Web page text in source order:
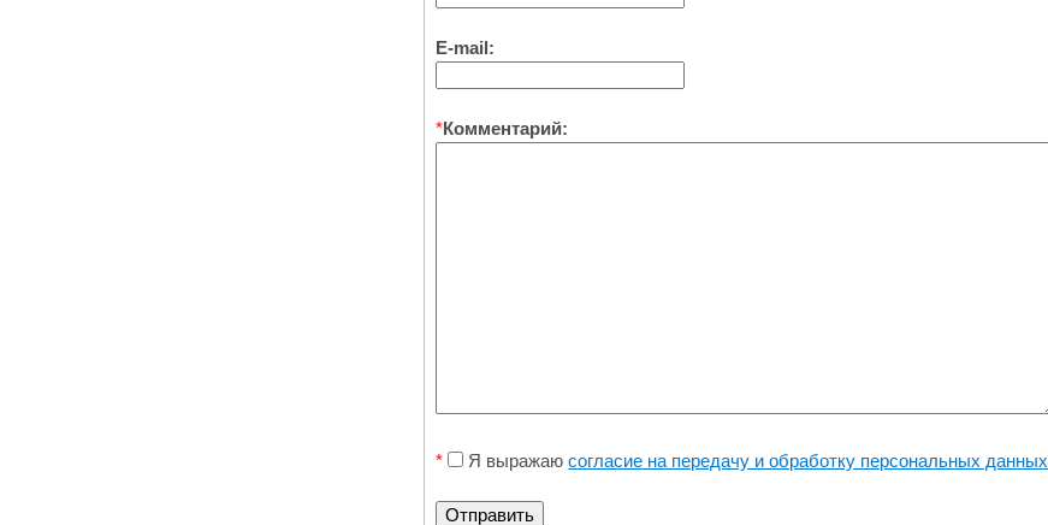
E-mail:
*Комментарий:
* Я выражаюсогласие на передачу и обработку персональных данных